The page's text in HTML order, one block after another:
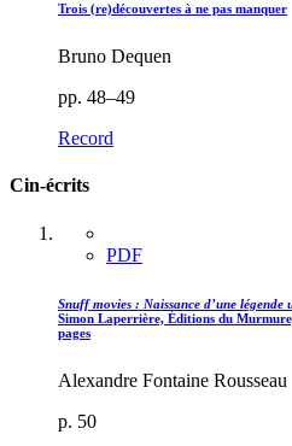
Trois (re)découvertes à ne pas manquer
Bruno Dequen
pp. 48–49
Record
Cin-écrits
PDF
Snuff movies : Naissance d’une légende
Simon Laperrière, Éditions du
pages
Alexandre Fontaine Rousseau
p. 50